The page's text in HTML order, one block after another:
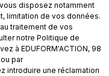
disposez notamment
limitation de vos données.
traitement de vos
notre Politique de
à EDUFORM'ACTION, 98
par
introduire une réclamation